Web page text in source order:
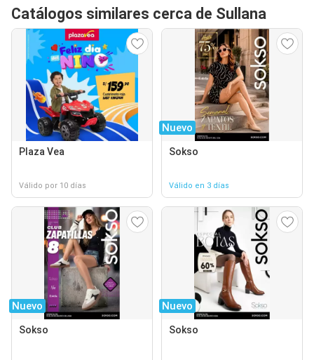
Catálogos similares cerca de Sullana
Plaza Vea
Válido por 10 días
Nuevo
Sokso
Válido en 3 días
Nuevo
Sokso
Nuevo
Sokso